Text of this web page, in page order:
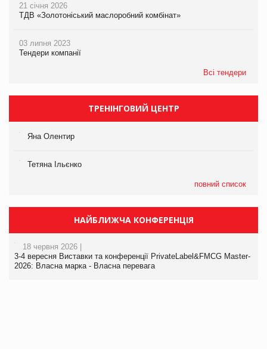
21 січня 2026
ТДВ «Золотоніський маслоробний комбінат»
03 липня 2023
Тендери компанії
Всі тендери
ТРЕНІНГОВИЙ ЦЕНТР
Яна Олентир
Тетяна Ільєнко
повний список
НАЙБЛИЖЧА КОНФЕРЕНЦІЯ
18 червня 2026 |
3-4 вересня Виставки та конференції PrivateLabel&FMCG Master-
2026: Власна марка - Власна перевага